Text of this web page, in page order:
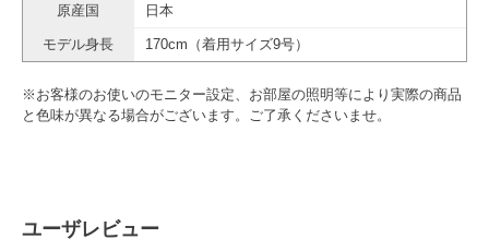
原産国 日本
モデル身長 170cm（着用サイズ9号）
※お客様のお使いのモニター設定、お部屋の照明等により実際の商品
と色味が異なる場合がございます。ご了承くださいませ。
ユーザレビュー